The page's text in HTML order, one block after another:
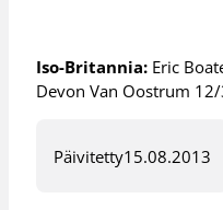
Iso-Britannia: Eric
Devon Van Oostrum
Päivitetty15.08.2013